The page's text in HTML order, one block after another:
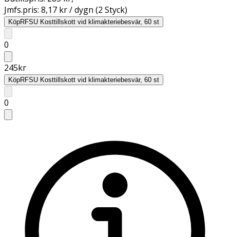
Jmfs.pris: 8,17 kr / dygn (2 Styck)
KöpRFSU Kosttillskott vid klimakteriebesvär, 60 st
0
245kr
KöpRFSU Kosttillskott vid klimakteriebesvär, 60 st
0